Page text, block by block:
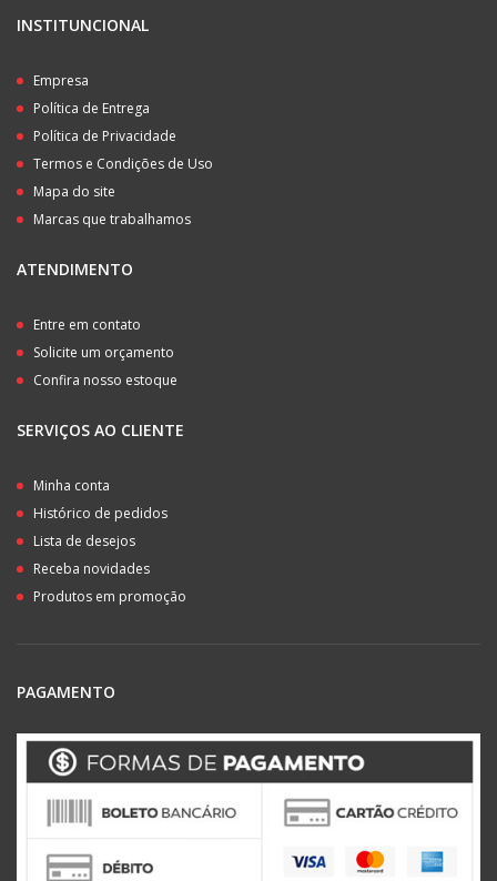
INSTITUNCIONAL
Empresa
Política de Entrega
Política de Privacidade
Termos e Condições de Uso
Mapa do site
Marcas que trabalhamos
ATENDIMENTO
Entre em contato
Solicite um orçamento
Confira nosso estoque
SERVIÇOS AO CLIENTE
Minha conta
Histórico de pedidos
Lista de desejos
Receba novidades
Produtos em promoção
PAGAMENTO